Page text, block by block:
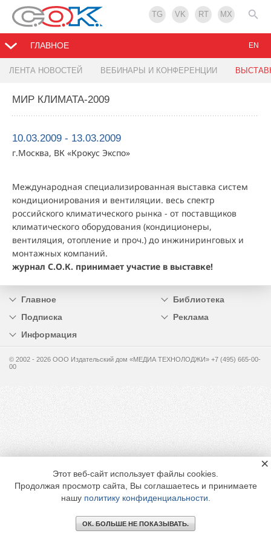
TG VK RT MX
ГЛАВНОЕ
ЛЕНТА НОВОСТЕЙ ВЕБИНАРЫ И КОНФЕРЕНЦИИ
EN
МИР КЛИМАТА-2009
10.03.2009 - 13.03.2009
г.Москва, ВК «Крокус Экспо»
Международная специализированная выставка систем
кондиционирования и вентиляции. весь спектр
российского климатического рынка - от поставщиков
климатического оборудования (кондиционеры,
вентиляция, отопление и проч.) до инжиниринговых и
монтажных компаний.
журнал С.О.К. принимает участие в выставке!
Главное
Библиотека
Подписка
Реклама
Информация
© 2002 - 2026 OOO Издательский дом «МЕДИА ТЕХНОЛОДЖИ» +7 (495) 665-00-
00
Этот веб-сайт использует файлы cookies.
Продолжая просмотр сайта, Вы соглашаетесь и принимаете
нашу политику конфиденциальности
ОК. БОЛЬШЕ НЕ ПОКАЗЫВАТЬ.
×